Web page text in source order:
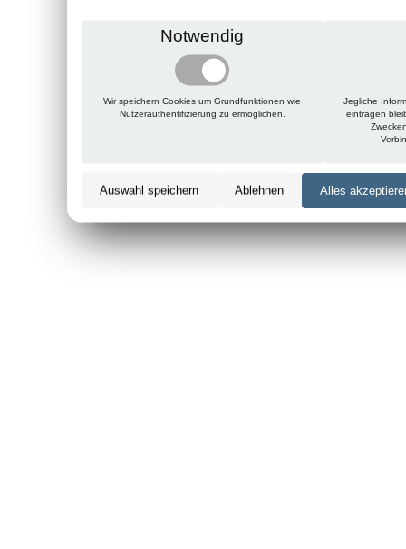
Notwendig
Wir speichern Cookies um Grundfunktionen wie
Nutzerauthentifizierung zu ermöglichen.
Jegliche
eintragen
Auswahl speichern Ablehnen Alles